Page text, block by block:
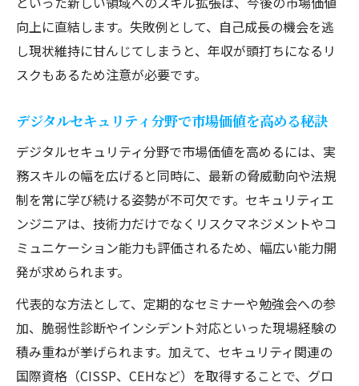
策
キャリアアップに役立つ資格と経験の相乗
効果
セキュリティエンジニア向け実務力強化の
方法
安定収入を生むセキュリティロードマップとは
ITエンジニア経験者に最適なロードマップ
作成法
年収安定を目指すセキュリティエンジニア
の道筋
経験者が実践するロードマップの立て方と
注意点
資格とスキルで築く長期的な安定収入戦略
楽しいキャリアを実現する成長ステップ
向上に直結します。失敗例として、自己成長の機会を逃
し現状維持に甘んじてしまうと、年収が頭打ちになるリ
スクもあるため注意が必要です。
デジタルセキュリティ分野で市場価値を高める秘訣
デジタルセキュリティ分野で市場価値を高めるには、実
務スキルの幅を広げると同時に、最新の脅威動向や法規
制を常に学び続ける姿勢が不可欠です。セキュリティエ
ンジニアは、技術力だけでなくリスクマネジメントやコ
ミュニケーション能力も評価されるため、幅広い能力開
発が求められます。
代表的な方法として、定期的なセミナーや勉強会への参
加、脆弱性診断やインシデント対応といった現場経験の
積み重ねが挙げられます。加えて、セキュリティ関連の
国際資格（CISSP、CEHなど）を取得することで、グロ